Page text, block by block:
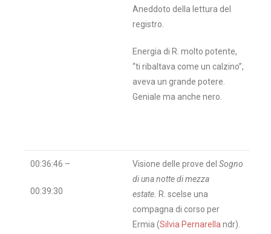
Aneddoto della lettura del
registro.
Energia di R. molto potente,
“ti ribaltava come un calzino”,
aveva un grande potere.
Geniale ma anche nero.
00:36:46 –
00:39:30
Visione delle prove del Sogno
di una notte di mezza
estate. R. scelse una
compagna di corso per
Ermia (Silvia Pernarella ndr).